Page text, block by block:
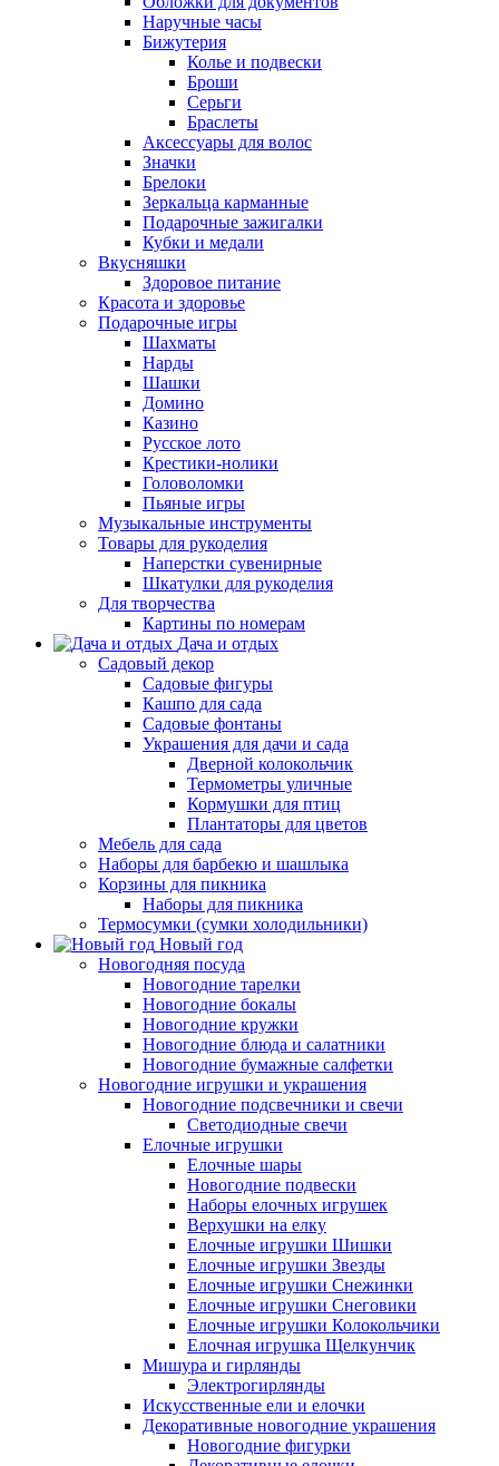
Наручные часы
Бижутерия
Колье и подвески
Броши
Серьги
Браслеты
Аксессуары для волос
Значки
Брелоки
Зеркальца карманные
Подарочные зажигалки
Кубки и медали
Вкусняшки
Здоровое питание
Красота и здоровье
Подарочные игры
Шахматы
Нарды
Шашки
Домино
Казино
Русское лото
Крестики-нолики
Головоломки
Пьяные игры
Музыкальные инструменты
Товары для рукоделия
Наперстки сувенирные
Шкатулки для рукоделия
Для творчества
Картины по номерам
Дача и отдых
Садовый декор
Садовые фигуры
Кашпо для сада
Садовые фонтаны
Украшения для дачи и сада
Дверной колокольчик
Термометры уличные
Кормушки для птиц
Плантаторы для цветов
Мебель для сада
Наборы для барбекю и шашлыка
Корзины для пикника
Наборы для пикника
Термосумки (сумки холодильники)
Новый год
Новогодняя посуда
Новогодние тарелки
Новогодние бокалы
Новогодние кружки
Новогодние блюда и салатники
Новогодние бумажные салфетки
Новогодние игрушки и украшения
Новогодние подсвечники и свечи
Светодиодные свечи
Елочные игрушки
Елочные шары
Новогодние подвески
Наборы елочных игрушек
Верхушки на елку
Елочные игрушки Шишки
Елочные игрушки Звезды
Елочные игрушки Снежинки
Елочные игрушки Снеговики
Елочные игрушки Колокольчики
Елочная игрушка Щелкунчик
Мишура и гирлянды
Электрогирлянды
Искусственные ели и елочки
Декоративные новогодние украшения
Новогодние фигурки